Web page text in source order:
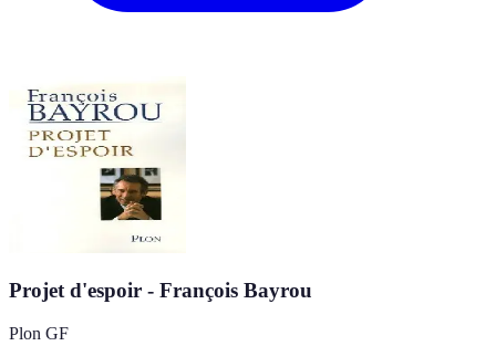
Projet d'espoir - François Bayrou
Plon GF